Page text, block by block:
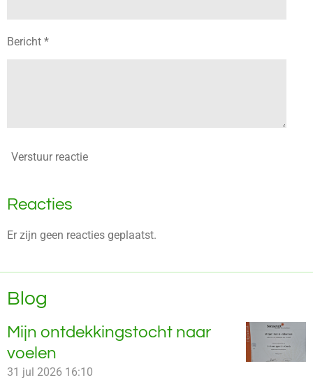
Bericht *
Verstuur reactie
Reacties
Er zijn geen reacties geplaatst.
Blog
Mijn ontdekkingstocht naar
voelen
31 jul 2026 16:10